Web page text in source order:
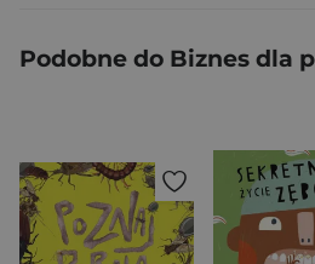
Podobne do Biznes dla